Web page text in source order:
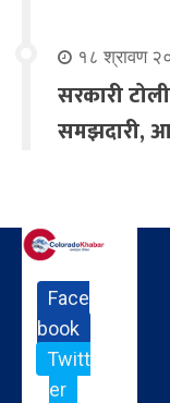
१८ श्रावण
सरकारी
समझदारी,
Face
book
Twitt
er